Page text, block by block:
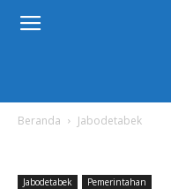
KORAN
Beranda Jabodetabek
Jabodetabek Pemerintahan